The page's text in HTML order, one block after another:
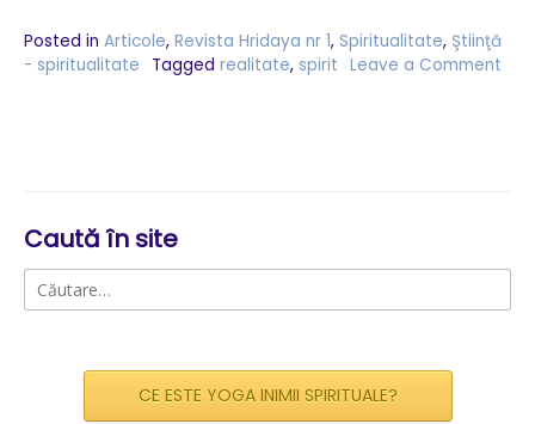
a
universului
Posted in Articole, Revista Hridaya nr 1, Spiritualitate, Ştiinţă
- spiritualitate
Tagged realitate, spirit Leave a Comment
spiritul
Caută în site
Caută
după:
CE ESTE YOGA INIMII SPIRITUALE?